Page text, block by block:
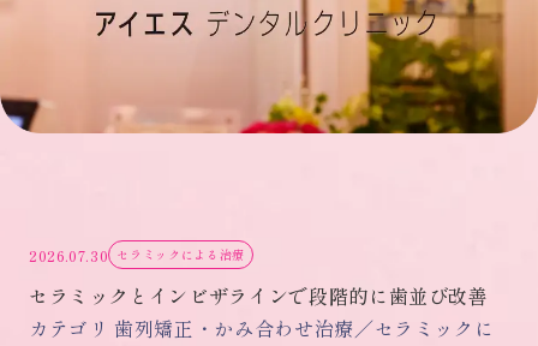
2026.07.30 セラミックによる治療
セラミックとインビザラインで段階的に歯並び改善
カテゴリ 歯列矯正・かみ合わせ治療／セラミックに